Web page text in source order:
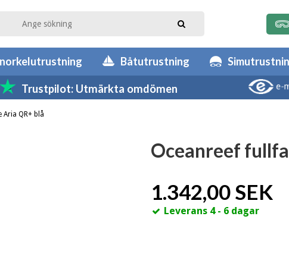
Båtutrustning
Trustpilot: Utmärkta omdömen
Aria QR+ blå
Oceanreef
1.342,00 SEK
Leverans 4 - 6 dagar